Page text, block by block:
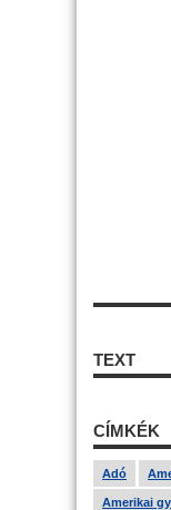
TEXT
CÍMKÉK
Adó
Amerikai